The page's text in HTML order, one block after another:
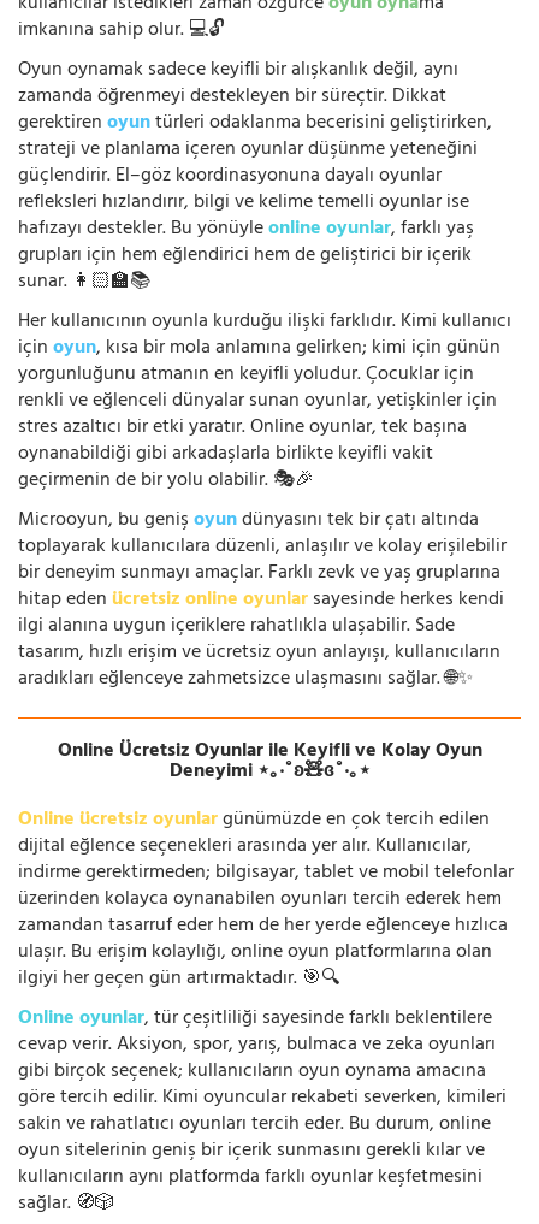
imkanına sahip olur. 💻🔓
Oyun oynamak sadece keyifli bir alışkanlık değil, aynı
zamanda öğrenmeyi destekleyen bir süreçtir. Dikkat
gerektirenoyuntürleri odaklanma becerisini geliştirirken,
strateji ve planlama içeren oyunlar düşünme yeteneğini
güçlendirir. El–göz koordinasyonuna dayalı oyunlar
refleksleri hızlandırır, bilgi ve kelime temelli oyunlar ise
hafızayı destekler. Bu yönüyleonline oyunlar, farklı yaş
grupları için hem eğlendirici hem de geliştirici bir içerik
sunar. 👩🏻‍🏫📚
Her kullanıcının oyunla kurduğu ilişki farklıdır. Kimi kullanıcı
içinoyun, kısa bir mola anlamına gelirken; kimi için günün
yorgunluğunu atmanın en keyifli yoludur. Çocuklar için
renkli ve eğlenceli dünyalar sunan oyunlar, yetişkinler için
stres azaltıcı bir etki yaratır. Online oyunlar, tek başına
oynanabildiği gibi arkadaşlarla birlikte keyifli vakit
geçirmenin de bir yolu olabilir. 🎭🎉
Microoyun, bu genişoyundünyasını tek bir çatı altında
toplayarak kullanıcılara düzenli, anlaşılır ve kolay erişilebilir
bir deneyim sunmayı amaçlar. Farklı zevk ve yaş gruplarına
hitap eden ücretsiz online oyunlarsayesinde herkes kendi
ilgi alanına uygun içeriklere rahatlıkla ulaşabilir. Sade
tasarım, hızlı erişim ve ücretsiz oyun anlayışı, kullanıcıların
aradıkları eğlenceye zahmetsizce ulaşmasını sağlar. 🌐✨
Online Ücretsiz Oyunlar ile Keyifli ve Kolay Oyun
Deneyimi ⋆｡‧˚ʚ🧸ɞ˚‧｡⋆
Online ücretsiz oyunlargünümüzde en çok tercih edilen
dijital eğlence seçenekleri arasında yer alır. Kullanıcılar,
indirme gerektirmeden; bilgisayar, tablet ve mobil telefonlar
üzerinden kolayca oynanabilen oyunları tercih ederek hem
zamandan tasarruf eder hem de her yerde eğlenceye hızlıca
ulaşır. Bu erişim kolaylığı, online oyun platformlarına olan
ilgiyi her geçen gün artırmaktadır. 🎯🔍
Online oyunlar, tür çeşitliliği sayesinde farklı beklentilere
cevap verir. Aksiyon, spor, yarış, bulmaca ve zeka oyunları
gibi birçok seçenek; kullanıcıların oyun oynama amacına
göre tercih edilir. Kimi oyuncular rekabeti severken, kimileri
sakin ve rahatlatıcı oyunları tercih eder. Bu durum, online
oyun sitelerinin geniş bir içerik sunmasını gerekli kılar ve
kullanıcıların aynı platformda farklı oyunlar keşfetmesini
sağlar. 🧭🎲